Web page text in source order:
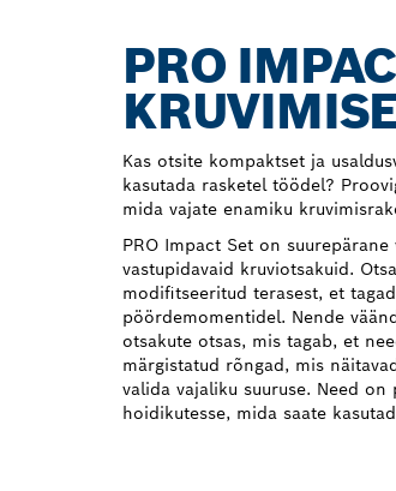
PRO
Kas otsite kompaktset ja
kasutada rasketel töödel?
mida vajate enamiku
PRO Impact Set on
vastupidavaid kruviotsakuid.
modifitseeritud terasest, et
pöördemomentidel. Nende
otsakute otsas, mis tagab, et
märgistatud rõngad, mis
valida vajaliku suuruse. Need on
hoidikutesse, mida saate